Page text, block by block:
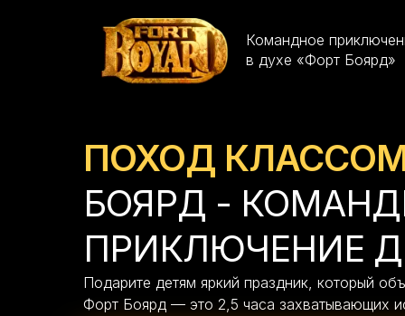
Командное
в духе «Форт Боярд»
ПОХОД
БОЯРД -
ПРИКЛЮЧЕНИЕ
Подарите детям яркий праздник, который
Форт Боярд — это 2,5 часа захватывающих